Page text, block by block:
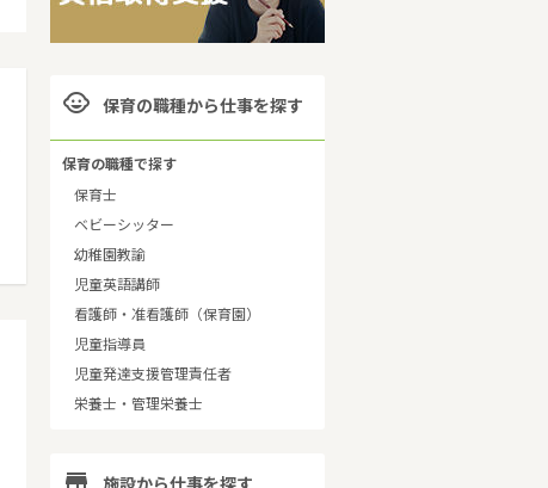
 保育の職種から仕事を探す
保育の職種で探す
保育士
ベビーシッター
幼稚園教諭
児童英語講師
看護師・准看護師（保育園）
児童指導員
児童発達支援管理責任者
栄養士・管理栄養士